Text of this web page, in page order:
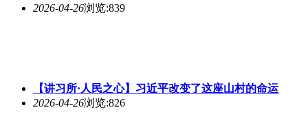
2026-04-26浏览:839
【讲习所·人民之心】习近平改变了这座山村的命运
2026-04-26浏览:826